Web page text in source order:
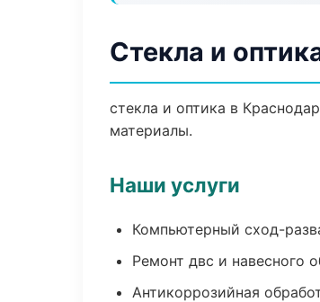
Стекла и
стекла и оптика в
материалы.
Наши услуги
Компьютерный сход-
Ремонт двс и навесного
Антикоррозийная